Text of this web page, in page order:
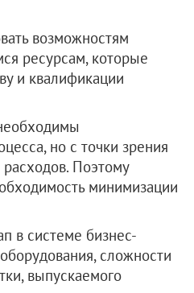
возможностям
ресурсам, которые
и квалификации
но с точки зрения
Поэтому
минимизации
в системе бизнес-
сложности
выпускаемого